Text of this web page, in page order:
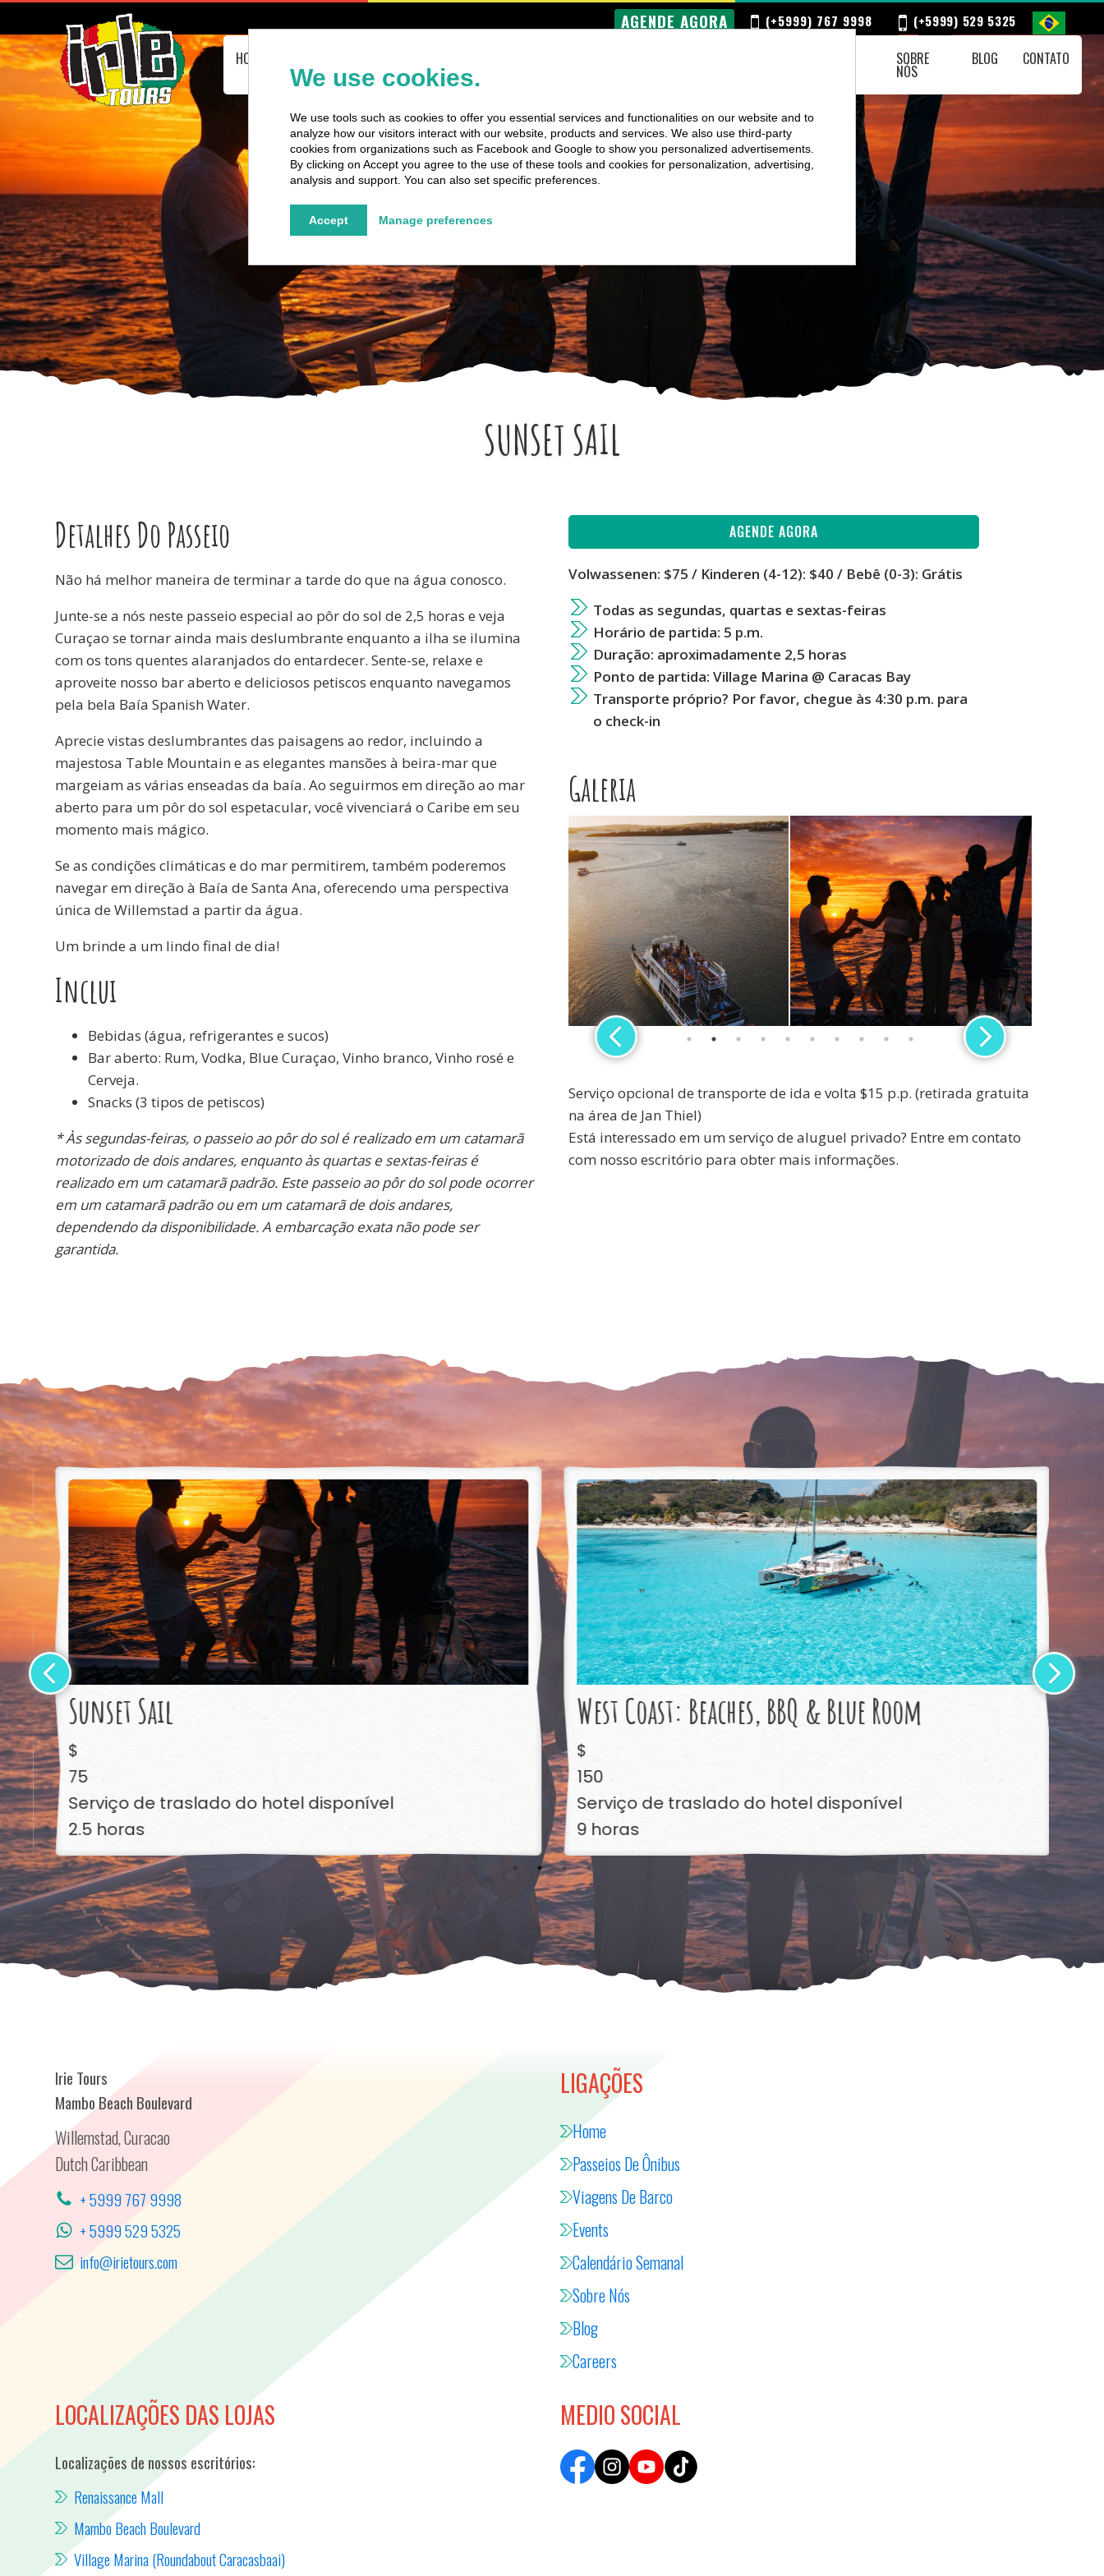
AGENDE AGORA (+5999) 767 9998 (+5999) 529 5325
HOMEPAGE
ÔNIBUS BARCO
SOBRE
NÓS
BLOG CONTATO
SUNSET SAIL
Detalhes Do Passeio
Não há melhor maneira de terminar a tarde do que na água conosco.
Junte-se a nós neste passeio especial ao pôr do sol de 2,5 horas e veja
Curaçao se tornar ainda mais deslumbrante enquanto a ilha se ilumina
com os tons quentes alaranjados do entardecer. Sente-se, relaxe e
aproveite nosso bar aberto e deliciosos petiscos enquanto navegamos
pela bela Baía Spanish Water.
Aprecie vistas deslumbrantes das paisagens ao redor, incluindo a
majestosa Table Mountain e as elegantes mansões à beira-mar que
margeiam as várias enseadas da baía. Ao seguirmos em direção ao mar
aberto para um pôr do sol espetacular, você vivenciará o Caribe em seu
momento mais mágico.
Se as condições climáticas e do mar permitirem, também poderemos
navegar em direção à Baía de Santa Ana, oferecendo uma perspectiva
única de Willemstad a partir da água.
Um brinde a um lindo final de dia!
Inclui
Bebidas (água, refrigerantes e sucos)
Bar aberto: Rum, Vodka, Blue Curaçao, Vinho branco, Vinho rosé e
Cerveja.
Snacks (3 tipos de petiscos)
* Às segundas-feiras, o passeio ao pôr do sol é realizado em um catamarã
motorizado de dois andares, enquanto às quartas e sextas-feiras é
realizado em um catamarã padrão. Este passeio ao pôr do sol pode ocorrer
em um catamarã padrão ou em um catamarã de dois andares,
dependendo da disponibilidade. A embarcação exata não pode ser
garantida.
AGENDE AGORA
Volwassenen: $75 / Kinderen (4-12): $40 / Bebê (0-3): Grátis
Todas as segundas, quartas e sextas-feiras
Horário de partida: 5 p.m.
Duração: aproximadamente 2,5 horas
Ponto de partida: Village Marina @ Caracas Bay
Transporte próprio? Por favor, chegue às 4:30 p.m. para
o check-in
Galeria
Serviço opcional de transporte de ida e volta $15 p.p. (retirada gratuita
na área de Jan Thiel)
Está interessado em um serviço de aluguel privado? Entre em contato
com nosso escritório para obter mais informações.
Sunset Sail
$
75
Serviço de traslado do hotel disponível
2.5 horas
West Coast: Beaches, BBQ & Blue Room
$
150
Serviço de traslado do hotel disponível
9 horas
$
Irie Tours
Mambo Beach Boulevard
Willemstad, Curacao
Dutch Caribbean
+ 5999 767 9998
+ 5999 529 5325
info@irietours.com
LIGAÇÕES
Home
Passeios De Ônibus
Viagens De Barco
Events
Calendário Semanal
Sobre Nós
Blog
Careers
LOCALIZAÇÕES DAS LOJAS
Localizações de nossos escritórios:
Renaissance Mall
Mambo Beach Boulevard
Village Marina (Roundabout Caracasbaai)
MEDIO SOCIAL
We use cookies.
We use tools such as cookies to offer you essential services and functionalities on our website and to
analyze how our visitors interact with our website, products and services. We also use third-party
cookies from organizations such as Facebook and Google to show you personalized advertisements.
By clicking on Accept you agree to the use of these tools and cookies for personalization, advertising,
analysis and support. You can also set specific preferences.
Accept Manage preferences